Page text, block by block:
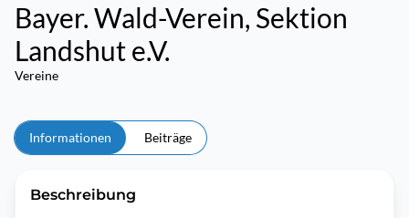
Bayer. Wald-Verein, Sektion
Landshut e.V.
Vereine
Informationen Beiträge
Beschreibung